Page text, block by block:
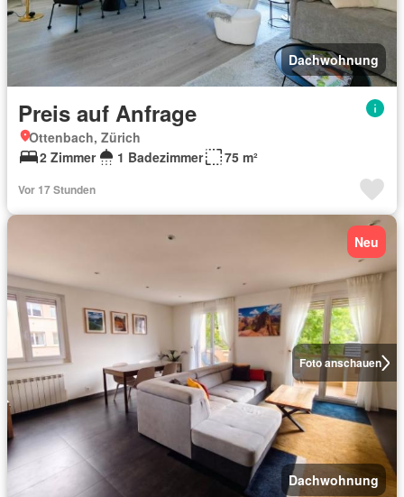
Dachwohnung
Preis auf Anfrage
Ottenbach, Zürich
2 Zimmer
1 Badezimmer 75 m²
Vor 17 Stunden
Foto anschauen
Neu
Dachwohnung